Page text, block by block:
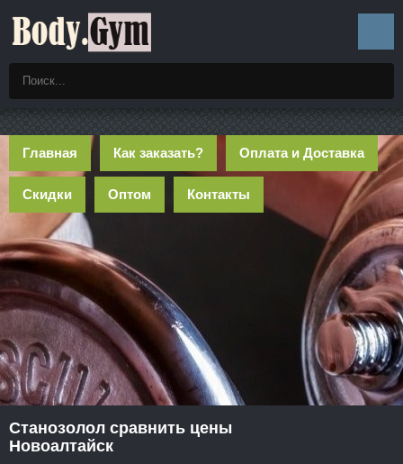
Главная Как заказать? Оплата и Доставка
Скидки Оптом Контакты
Станозолол сравнить цены
Новоалтайск